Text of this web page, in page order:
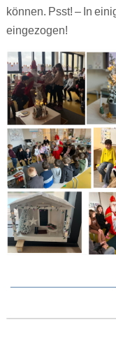
können. Psst! – In
eingezogen!